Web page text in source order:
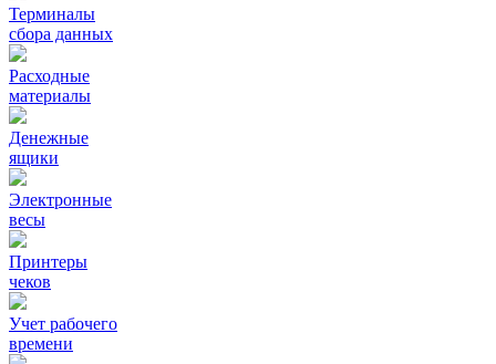
Терминалы
сбора данных
Расходные
материалы
Денежные
ящики
Электронные
весы
Принтеры
чеков
Учет рабочего
времени